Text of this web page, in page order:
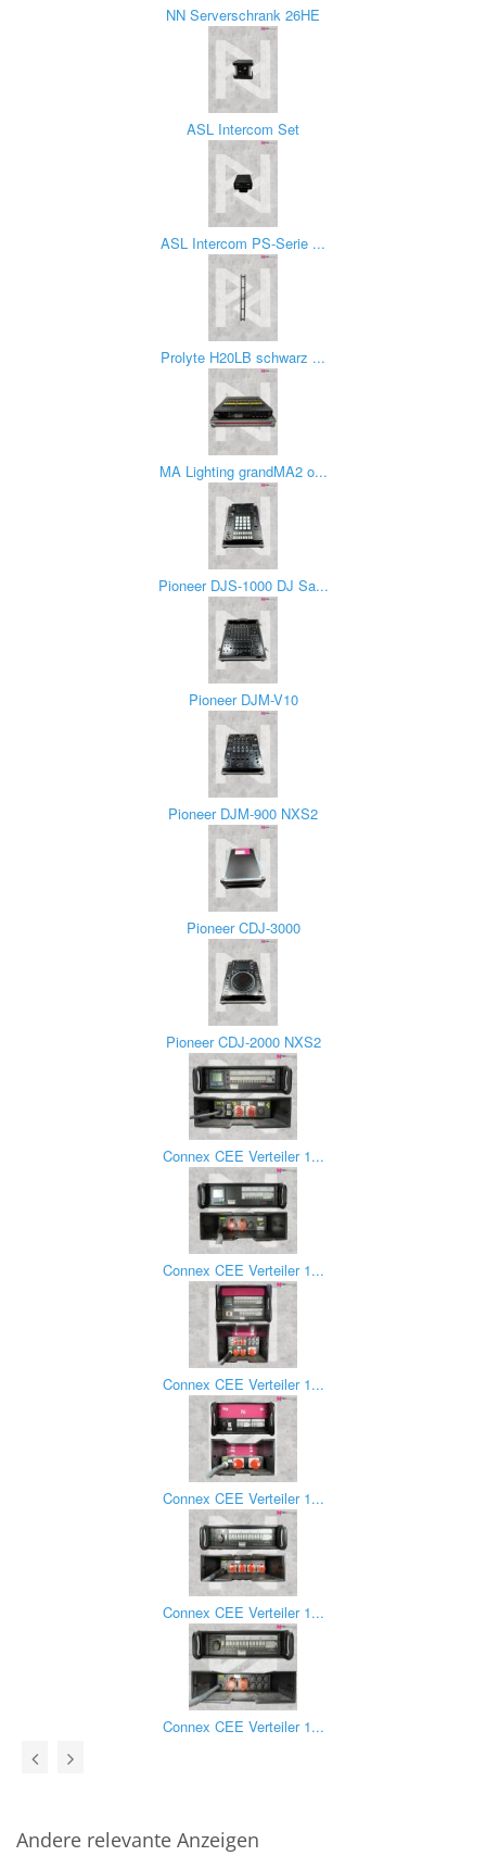
NN Serverschrank 26HE
ASL Intercom Set
ASL Intercom PS-Serie ...
Prolyte H20LB schwarz ...
MA Lighting grandMA2 o...
Pioneer DJS-1000 DJ Sa...
Pioneer DJM-V10
Pioneer DJM-900 NXS2
Pioneer CDJ-3000
Pioneer CDJ-2000 NXS2
Connex CEE Verteiler 1...
Connex CEE Verteiler 1...
Connex CEE Verteiler 1...
Connex CEE Verteiler 1...
Connex CEE Verteiler 1...
Connex CEE Verteiler 1...
Andere relevante Anzeigen